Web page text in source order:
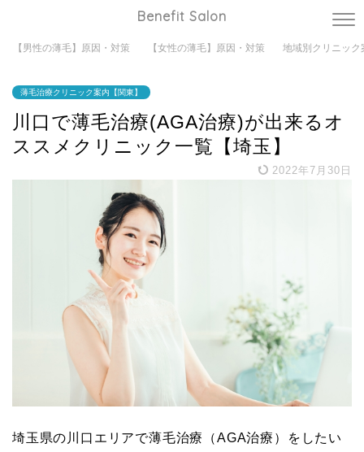
Benefit Salon
【男性の薄毛】原因・対策 【女性の薄毛】原因・対策 地域別クリニック
薄毛治療クリニック案内【関東】
川口で薄毛治療(AGA治療)が出来るオ
ススメクリニック一覧【埼玉】
2022年7月30日
埼玉県の川口エリアで薄毛治療（AGA治療）をしたい